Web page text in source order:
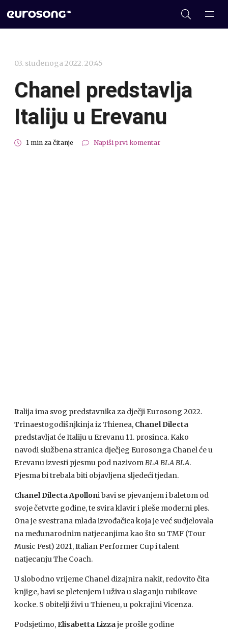
03. studenoga 2022. 20:45
Chanel predstavlja
Italiju u Erevanu
1 min za čitanje Napiši prvi komentar
Italija ima svog predstavnika za dječji Eurosong 2022.
Trinaestogodišnjkinja iz Thienea, Chanel Dilecta
predstavljat će Italiju u Erevanu 11. prosinca. Kako
navodi službena stranica dječjeg Eurosonga Chanel će u
Erevanu izvesti pjesmu pod nazivomBLA BLA BLA.
Pjesma bi trebala biti objavljena sljedeći tjedan.
Chanel Dilecta Apolloni bavi se pjevanjem i baletom od
svoje četvrte godine, te svira klavir i pleše moderni ples.
Ona je svestrana mlada izvođačica koja je već sudjelovala
na međunarodnim natjecanjima kao što su TMF (Tour
Music Fest) 2021, Italian Performer Cup i talent
natjecanju The Coach.
U slobodno vrijeme Chanel dizajnira nakit, redovito čita
knjige, bavi se pletenjem i uživa u slaganju rubikove
kocke. S obitelji živi u Thieneu, u pokrajini Vicenza.
Podsjetimo, Elisabetta Lizzaje prošle godine